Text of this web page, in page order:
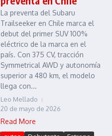
La preventa del Subaru
Trailseeker en Chile marca el
debut del primer SUV 100%
eléctrico de la marca en el
país. Con 375 CV, tracción
Symmetrical AWD y autonomía
superior a 480 km, el modelo
llega con...
Leo Mellado
20 de mayo de 2026
Read More